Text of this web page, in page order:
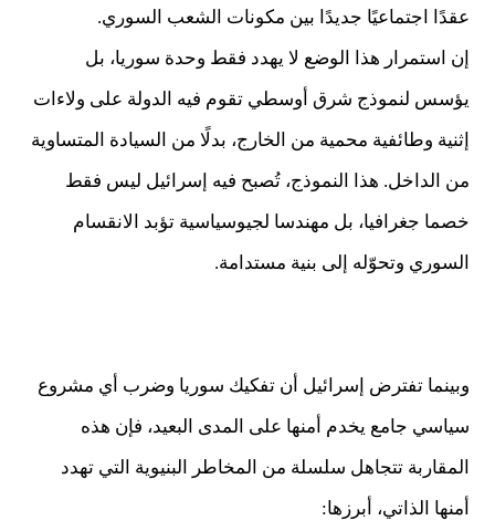
عقدًا اجتماعيًا جديدًا بين مكونات الشعب السوري.
إن استمرار هذا الوضع لا يهدد فقط وحدة سوريا، بل
يؤسس لنموذج شرق أوسطي تقوم فيه الدولة على ولاءات
إثنية وطائفية محمية من الخارج، بدلًا من السيادة المتساوية
من الداخل. هذا النموذج، تُصبح فيه إسرائيل ليس فقط
خصما جغرافيا، بل مهندسا لجيوسياسية تؤبد الانقسام
السوري وتحوّله إلى بنية مستدامة.
وبينما تفترض إسرائيل أن تفكيك سوريا وضرب أي مشروع
سياسي جامع يخدم أمنها على المدى البعيد، فإن هذه
المقاربة تتجاهل سلسلة من المخاطر البنيوية التي تهدد
أمنها الذاتي، أبرزها: